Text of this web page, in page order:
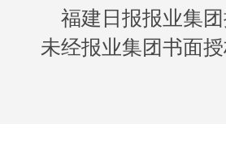
福建日报报业集
未经报业集团书面